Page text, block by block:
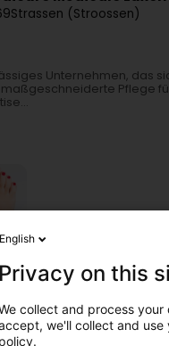
Strassen (Stroossen)
Unternehmen, das
Pflege
Medizinische
English
Privacy on this
collect and process
we'll collect and use
policy.